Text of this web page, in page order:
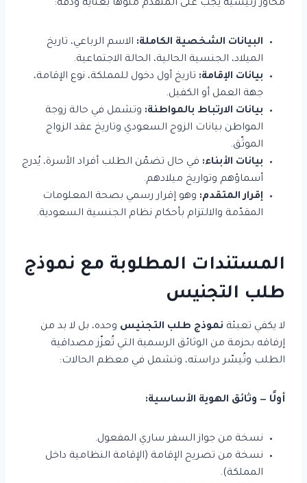
محاور رئيسية يجب على المتقدم ملؤها بعناية ودقة:
البيانات الشخصية الكاملة: الاسم الرباعي، تاريخ
الميلاد، الجنسية الحالية، الحالة الاجتماعية.
بيانات الإقامة: تاريخ أول دخول للمملكة، نوع الإقامة،
جهة العمل أو الكفيل.
بيانات الارتباط بالمواطنة: وتشمل في حالة زوجة
المواطن بيانات الزوج السعودي وتاريخ عقد الزواج
الموثّق.
بيانات الأبناء: في حال تضمّن الطلب أفراد الأسرة، يُدرج
أسماؤهم وتواريخ ميلادهم.
إقرار المتقدم: وهو إقرار رسمي بصحة المعلومات
المقدّمة والالتزام بأحكام نظام الجنسية السعودية.
المستندات المطلوبة مع نموذج
طلب التجنيس
لا يكفي تعبئة نموذج طلب التجنيس وحده، بل لا بد من
إرفاقه بحزمة من الوثائق الرسمية التي تُعزّز مصداقية
الطلب وتُيسّر دراسته، وتشمل في معظم الحالات:
أولًا — وثائق الهوية الأساسية:
نسخة من جواز السفر ساري المفعول.
نسخة من تصريح الإقامة (الإقامة النظامية داخل
المملكة).